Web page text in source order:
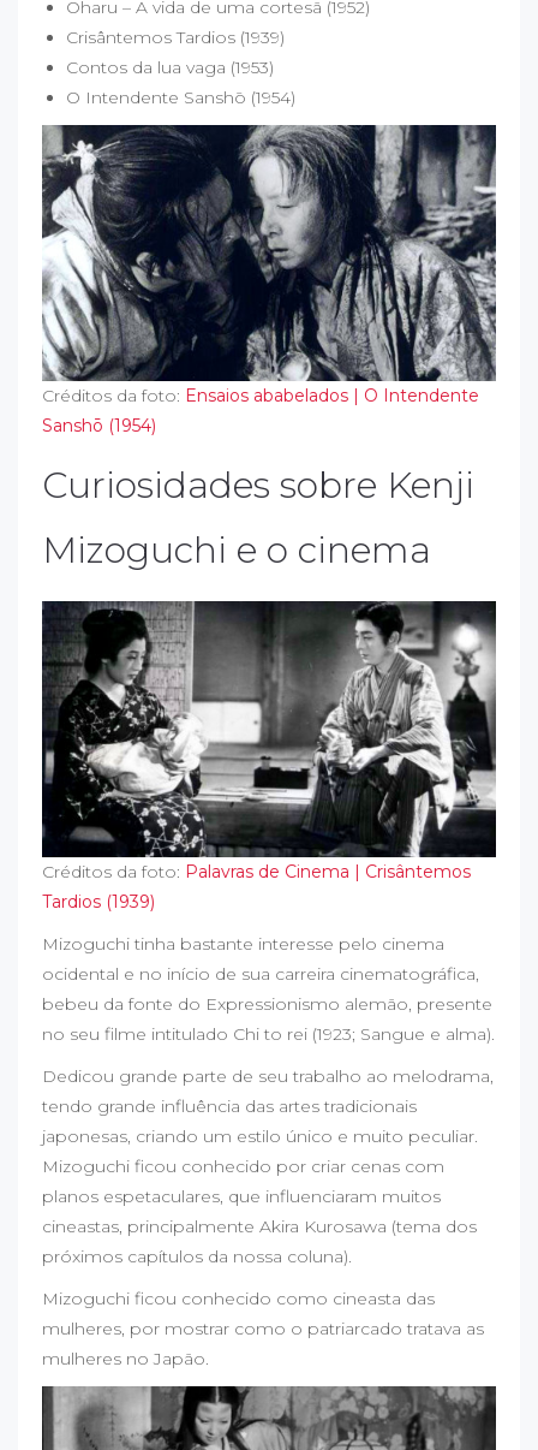
Oharu – A vida de uma cortesã (1952)
Crisântemos Tardios (1939)
Contos da lua vaga (1953)
O Intendente Sanshō (1954)
Créditos da foto: Ensaios ababelados | O Intendente
Sanshō (1954)
Curiosidades sobre Kenji
Mizoguchi e o cinema
Créditos da foto: Palavras de Cinema | Crisântemos
Tardios (1939)
Mizoguchi tinha bastante interesse pelo cinema
ocidental e no início de sua carreira cinematográfica,
bebeu da fonte do Expressionismo alemão, presente
no seu filme intitulado Chi to rei (1923; Sangue e alma).
Dedicou grande parte de seu trabalho ao melodrama,
tendo grande influência das artes tradicionais
japonesas, criando um estilo único e muito peculiar.
Mizoguchi ficou conhecido por criar cenas com
planos espetaculares, que influenciaram muitos
cineastas, principalmente Akira Kurosawa (tema dos
próximos capítulos da nossa coluna).
Mizoguchi ficou conhecido como cineasta das
mulheres, por mostrar como o patriarcado tratava as
mulheres no Japão.